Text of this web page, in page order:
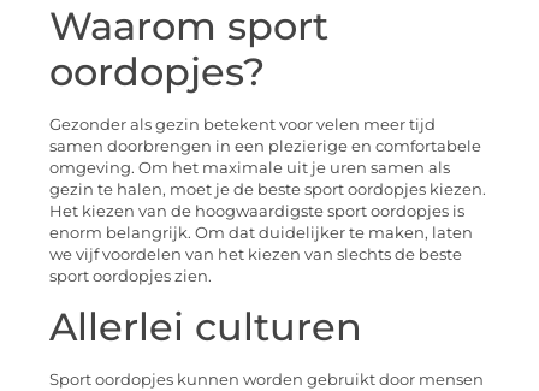
Waarom sport
oordopjes?
Gezonder als gezin betekent voor velen meer tijd
samen doorbrengen in een plezierige en comfortabele
omgeving. Om het maximale uit je uren samen als
gezin te halen, moet je de beste sport oordopjes kiezen.
Het kiezen van de hoogwaardigste sport oordopjes is
enorm belangrijk. Om dat duidelijker te maken, laten
we vijf voordelen van het kiezen van slechts de beste
sport oordopjes zien.
Allerlei culturen
Sport oordopjes kunnen worden gebruikt door mensen